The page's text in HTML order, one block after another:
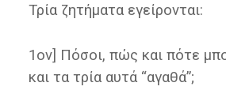
Τρία ζητήματα εγείρονται:
1ον] Πόσοι, πώς και πότε
και τα τρία αυτά “αγαθά”;